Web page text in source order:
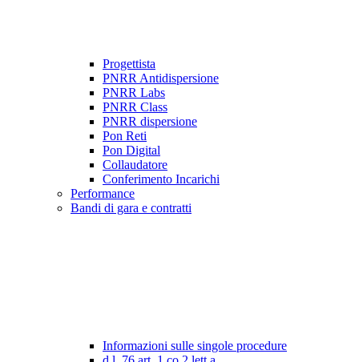
Progettista
PNRR Antidispersione
PNRR Labs
PNRR Class
PNRR dispersione
Pon Reti
Pon Digital
Collaudatore
Conferimento Incarichi
Performance
Bandi di gara e contratti
Informazioni sulle singole procedure